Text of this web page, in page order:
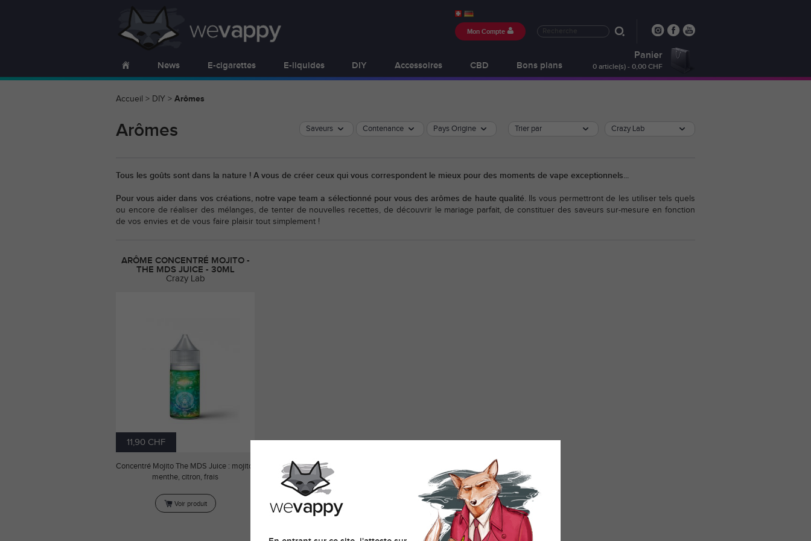
News E-cigarettes E-liquides DIY Accessoires CBD Bons plans
Mon Compte
Panier
0 article(s) - 0,00 CHF
Accueil > DIY > Arômes
Arômes Crazy Lab
Saveurs Contenance Pays Origine Trier par
Tous les goûts sont dans la nature ! A vous de créer ceux qui vous correspondent le mieux pour des moments de vape exceptionnels...
Pour vous aider dans vos créations, notre vape team a sélectionné pour vous des arômes de haute qualité.Ils vous permettront de les utiliser tels quels
ou encore de réaliser des mélanges, de tenter de nouvelles recettes, de découvrir le mariage parfait, de constituer des saveurs sur-mesure en fonction
de vos envies et de vous faire plaisir tout simplement !
ARÔME CONCENTRÉ MOJITO -
THE MDS JUICE - 30ML
Crazy Lab
11,90 CHF
Concentré Mojito The MDS Juice : mojito,
menthe, citron, frais
Voir produit